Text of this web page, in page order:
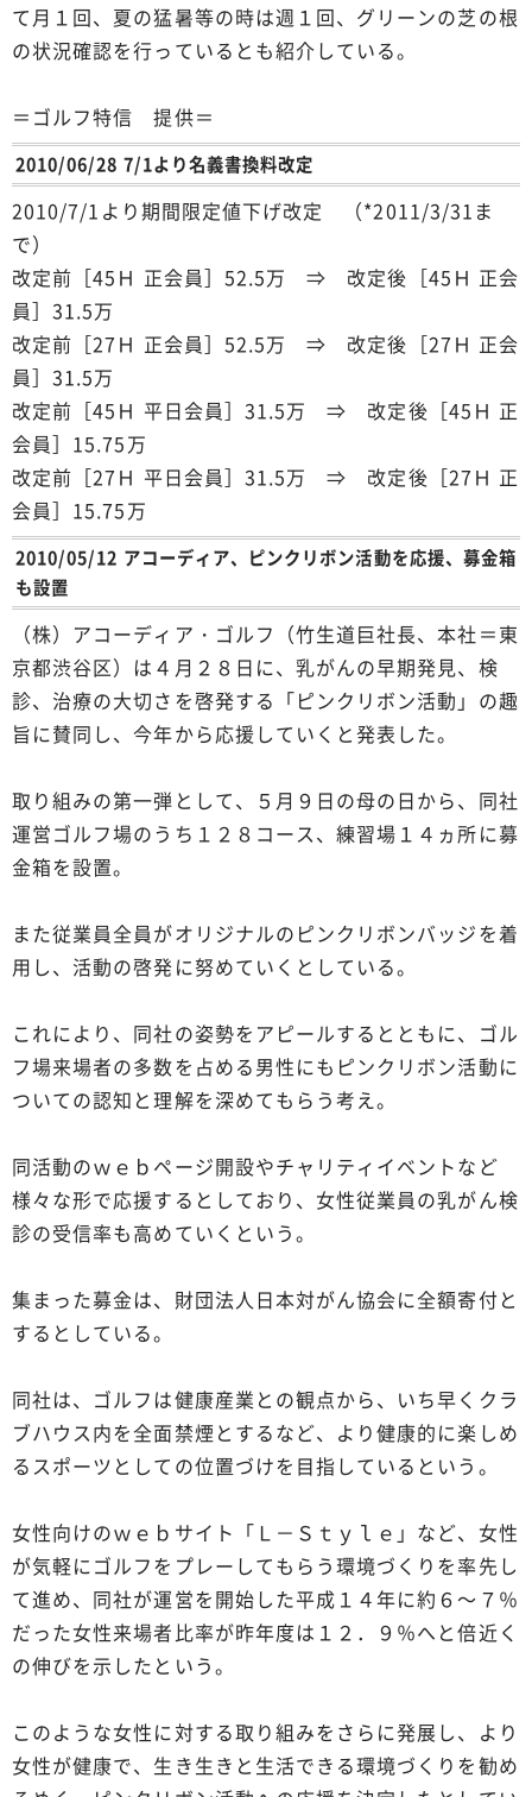
て月１回、夏の猛暑等の時は週１回、グリーンの芝の根
の状況確認を行っているとも紹介している。
＝ゴルフ特信 提供＝
2010/06/28 7/1より名義書換料改定
2010/7/1より期間限定値下げ改定 （*2011/3/31ま
で）
改定前［45Ｈ 正会員］52.5万 ⇒ 改定後［45Ｈ 正会
員］31.5万
改定前［27Ｈ 正会員］52.5万 ⇒ 改定後［27Ｈ 正会
員］31.5万
改定前［45Ｈ 平日会員］31.5万 ⇒ 改定後［45Ｈ 正
会員］15.75万
改定前［27Ｈ 平日会員］31.5万 ⇒ 改定後［27Ｈ 正
会員］15.75万
2010/05/12 アコーディア、ピンクリボン活動を応援、募金箱
も設置
（株）アコーディア・ゴルフ（竹生道巨社長、本社＝東
京都渋谷区）は４月２８日に、乳がんの早期発見、検
診、治療の大切さを啓発する「ピンクリボン活動」の趣
旨に賛同し、今年から応援していくと発表した。
取り組みの第一弾として、５月９日の母の日から、同社
運営ゴルフ場のうち１２８コース、練習場１４ヵ所に募
金箱を設置。
また従業員全員がオリジナルのピンクリボンバッジを着
用し、活動の啓発に努めていくとしている。
これにより、同社の姿勢をアピールするとともに、ゴル
フ場来場者の多数を占める男性にもピンクリボン活動に
ついての認知と理解を深めてもらう考え。
同活動のｗｅｂページ開設やチャリティイベントなど
様々な形で応援するとしており、女性従業員の乳がん検
診の受信率も高めていくという。
集まった募金は、財団法人日本対がん協会に全額寄付と
するとしている。
同社は、ゴルフは健康産業との観点から、いち早くクラ
ブハウス内を全面禁煙とするなど、より健康的に楽しめ
るスポーツとしての位置づけを目指しているという。
女性向けのｗｅｂサイト「Ｌ－Ｓｔｙｌｅ」など、女性
が気軽にゴルフをプレーしてもらう環境づくりを率先し
て進め、同社が運営を開始した平成１４年に約６～７％
だった女性来場者比率が昨年度は１２．９％へと倍近く
の伸びを示したという。
このような女性に対する取り組みをさらに発展し、より
女性が健康で、生き生きと生活できる環境づくりを勧め